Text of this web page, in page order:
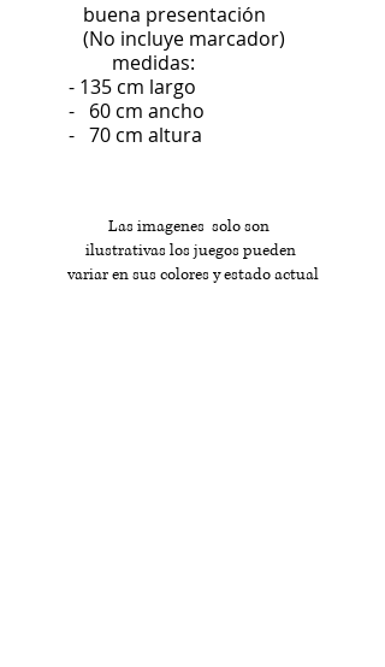
buena presentación ​
(No incluye marcador)
medidas:
- 135 cm largo
- 60 cm ancho
- 70 cm altura
Las imagenes solo son
ilustrativas los juegos pueden
variar en sus colores y estado actual